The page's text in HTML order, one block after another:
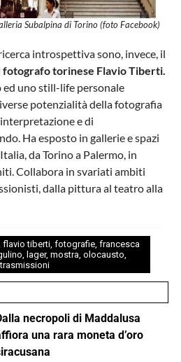
Subalpina di Torino (foto Facebook)
introspettiva sono, invece, il
fotografo torinese Flavio Tiberti.
uno still-life personale
potenzialità della fotografia
e di
Ha esposto in gallerie e spazi
da Torino a Palermo, in
Collabora in svariati ambiti
dalla pittura al teatro alla
flavio tiberti, fotografie, francesca
, lager, mostra, olocausto,
trasmissioni
necropoli di Maddalusa
una rara moneta d’oro